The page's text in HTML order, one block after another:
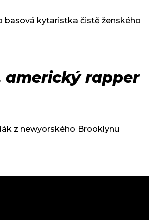
basová kytaristka čistě ženského
americký rapper
z newyorského Brooklynu